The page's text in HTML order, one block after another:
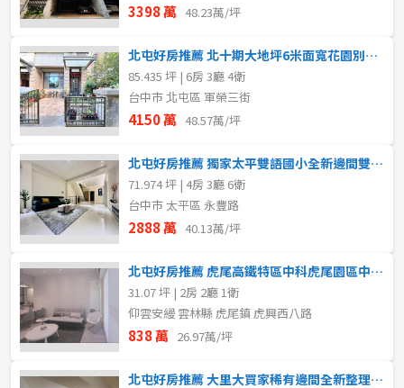
3398 萬 48.23萬/坪
北屯好房推薦 北十期大地坪6米面寬花園別墅6房有孝親房
85.435 坪 | 6房 3廳 4衛
台中市 北屯區 軍榮三街
4150 萬 48.57萬/坪
北屯好房推薦 獨家太平雙語國小全新邊間雙車電梯別墅
71.974 坪 | 4房 3廳 6衛
台中市 太平區 永豐路
2888 萬 40.13萬/坪
北屯好房推薦 虎尾高鐵特區中科虎尾園區中高樓層視野漂亮二房
31.07 坪 | 2房 2廳 1衛
仰雲安縵 雲林縣 虎尾鎮 虎興西八路
838 萬 26.97萬/坪
北屯好房推薦 大里大買家稀有邊間全新整理雙陽台精美兩房